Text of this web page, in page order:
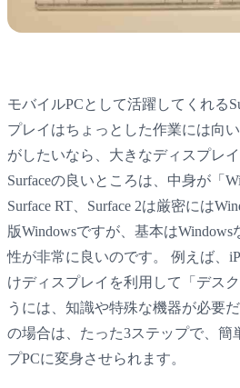
モバイルPCとして活躍してくれる
プレイはちょっとした作業には向
がしたいなら、大きなディスプレ
Surfaceの良いところは、中身が「
Surface RT、Surface 2は厳密には
版Windowsですが、基本は
性が非常に良いのです。 例えば、
けディスプレイを利用して「デス
うには、知識や特殊な機器が必要
の場合は、たった3ステップで、簡
プPCに変身させられます。